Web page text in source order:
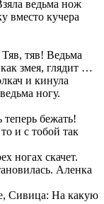
ведьма нож
вместо кучера
тяв! Ведьма
змея, глядит …
и кинула
ногу.
бежать!
и с тобой так
ногах скачет.
Аленка
Сивица: На какую